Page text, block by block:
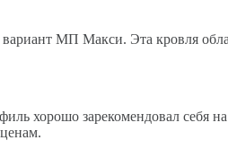
МП Макси. Эта кровля
хорошо зарекомендовал себя